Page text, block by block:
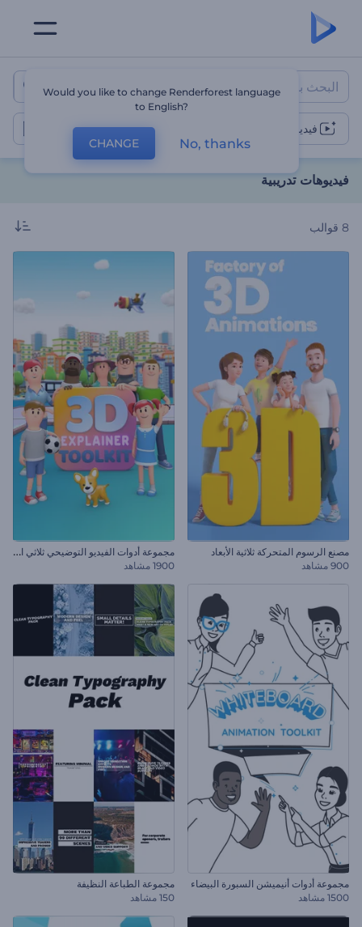
فيديوهات تدريبية
فيديوهات تدريبية
فيديوهات تدريبية
8 قوالب
مصنع الرسوم المتحركة ثلاثية الأبعاد
900 مشاهد
م
جموعة أدوات الفيديو التوضيحي ثلاثي الأبعاد
1900 مشاهد
مجموعة أدوات أنيميشن السبورة البيضاء
1500 مشاهد
مجموعة الطباعة النظيفة
150 مشاهد
Would you like to change Renderforest language
to English?
CHANGE No, thanks